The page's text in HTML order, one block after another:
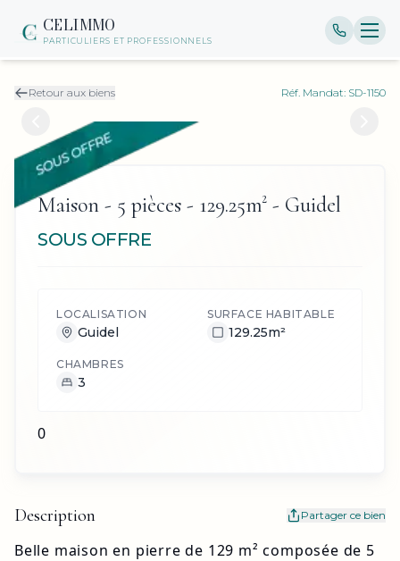
CELIMMO
PARTICULIERS ET PROFESSIONNELS
Retour aux biens Réf. Mandat: SD-1150
Maison - 5 pièces - 129.25m² - Guidel
SOUS OFFRE
LOCALISATION
Guidel
SURFACE HABITABLE
129.25m²
CHAMBRES
3
0
Description Partager ce bien
Belle maison en pierre de 129 m² composée de 5